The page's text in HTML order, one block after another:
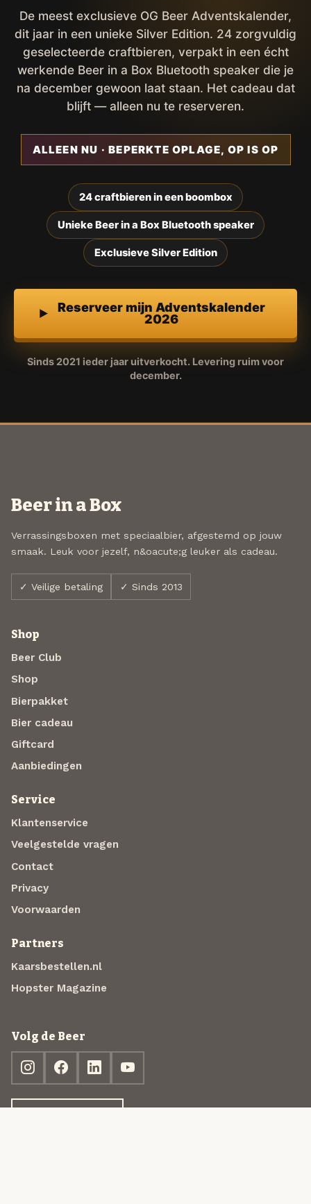
De meest exclusieve OG Beer Adventskalender,
dit jaar in een unieke Silver Edition. 24 zorgvuldig
geselecteerde craftbieren, verpakt in een écht
werkende Beer in a Box Bluetooth speaker die je
na december gewoon laat staan. Het cadeau dat
blijft — alleen nu te reserveren.
ALLEEN NU · BEPERKTE OPLAGE, OP IS OP
24 craftbieren in een boombox
Unieke Beer in a Box Bluetooth speaker
Exclusieve Silver Edition
Reserveer mijn Adventskalender
2026
Sinds 2021 ieder jaar uitverkocht. Levering ruim voor
december.
Beer in a Box
Verrassingsboxen met speciaalbier, afgestemd op jouw
smaak. Leuk voor jezelf, n&oacute;g leuker als cadeau.
✓ Veilige betaling ✓ Sinds 2013
Shop
Beer Club
Shop
Bierpakket
Bier cadeau
Giftcard
Aanbiedingen
Service
Klantenservice
Veelgestelde vragen
Contact
Privacy
Voorwaarden
Partners
Kaarsbestellen.nl
Hopster Magazine
Volg de Beer